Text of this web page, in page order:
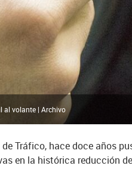
al volante | Archivo
Tráfico, hace doce años
en la histórica reducción